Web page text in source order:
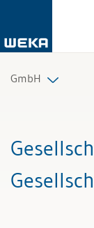
GmbH